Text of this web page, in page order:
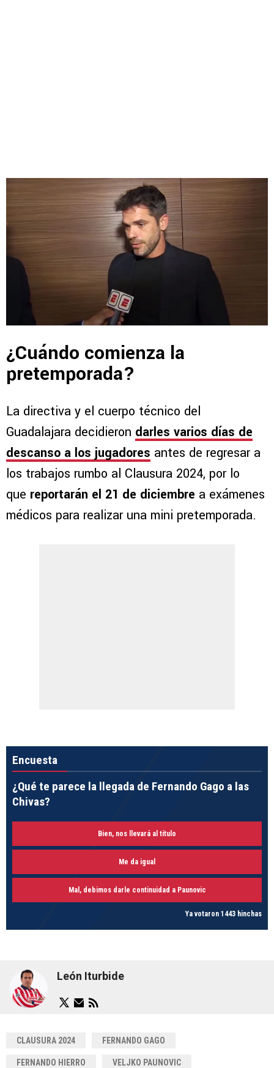
¿Cuándo comienza la
pretemporada?
La directiva y el cuerpo técnico del
Guadalajara decidieron darles varios días de
descanso a los jugadores antes de regresar a
los trabajos rumbo al Clausura 2024, por lo
que reportarán el 21 de diciembre a exámenes
médicos para realizar una mini pretemporada.
Encuesta
¿Qué te parece la llegada de Fernando Gago a las
Chivas?
Bien, nos llevará al título
Me da igual
Mal, debimos darle continuidad a Paunovic
Ya votaron 1443 hinchas
León Iturbide
CLAUSURA 2024 FERNANDO GAGO
FERNANDO HIERRO VELJKO PAUNOVIC